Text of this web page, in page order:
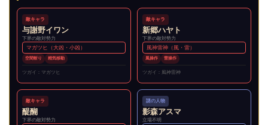
敵キャラ
与謝野イワン
下界の敵対勢力
マガツヒ（大凶・小凶）
空間斬り 精気移動
ツガイ：マガツヒ
敵キャラ
新郷ハヤト
下界の敵対勢力
風神雷神（風・雷）
風操作 雷操作
ツガイ：風神雷神
敵キャラ
醍醐
下界の敵対勢力
謎の人物
影森アスマ
立場不明